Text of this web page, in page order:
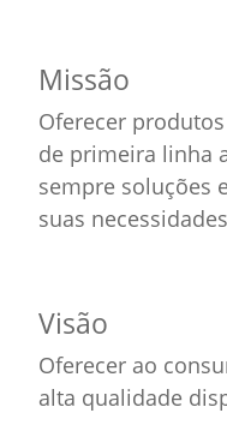
Missão
Oferecer
de primeira linha
sempre soluções
suas
Visão
Oferecer ao
alta qualidade